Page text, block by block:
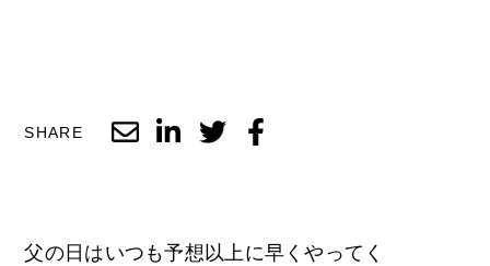
SHARE
父の日はいつも予想以上に早くやってく